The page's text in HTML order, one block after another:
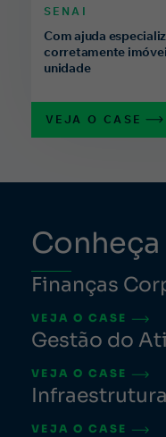
SENAI
Com ajuda
corretamente
unidade
VEJA O CASE
Finanças
VEJA O CASE
Gestão do
VEJA O CASE
VEJA O CASE